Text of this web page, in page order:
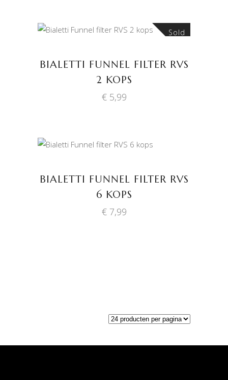
Sold
BIALETTI FUNNEL FILTER RVS
2 KOPS
€5,99
BIALETTI FUNNEL FILTER RVS
6 KOPS
€7,99